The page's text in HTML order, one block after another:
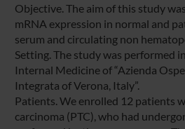
Objective. The aim of this study
mRNA expression in normal and
serum and circulating non
Setting. The study was performed
Internal Medicine of “Azienda
Integrata of Verona, Italy”.
Patients. We enrolled 12 patients
carcinoma (PTC), who had